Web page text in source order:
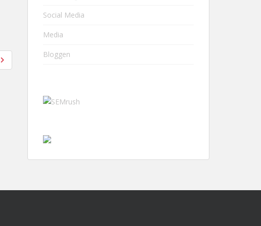
Social Media
Media
Bloggen